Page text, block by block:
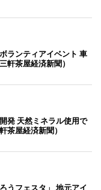
ランティアイベント 車
軒茶屋経済新聞）
発 天然ミネラル使用で
茶屋経済新聞）
うフェスタ」 地元アイ